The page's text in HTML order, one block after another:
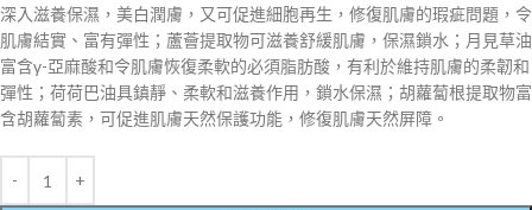
深入滋養保濕，美白潤膚，又可促進細胞再生，修復肌膚的瑕疵問題，令
肌膚結實、富有彈性；蘆薈提取物可滋養舒緩肌膚，保濕鎖水；月見草油
富含γ-亞麻酸和令肌膚恢復柔軟的必須脂肪酸，有利於維持肌膚的柔韌和
彈性；荷荷巴油具鎮靜、柔軟和滋養作用，鎖水保濕；胡蘿蔔根提取物富
含胡蘿蔔素，可促進肌膚天然保護功能，修復肌膚天然屏障。